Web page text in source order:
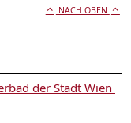
NACH OBEN
der Stadt Wien